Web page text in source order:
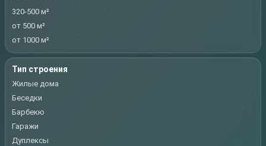
320-500 м²
от 500 м²
от 1000 м²
Тип строения
Жилые дома
Беседки
Барбекю
Гаражи
Дуплексы